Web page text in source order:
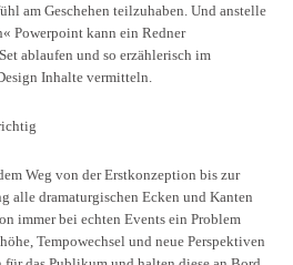
am Geschehen teilzuhaben. Und anstelle
Powerpoint kann ein Redner
ablaufen und so erzählerisch im
Inhalte vermitteln.
Weg von der Erstkonzeption bis zur
alle dramaturgischen Ecken und Kanten
immer bei echten Events ein Problem
Tempowechsel und neue Perspektiven